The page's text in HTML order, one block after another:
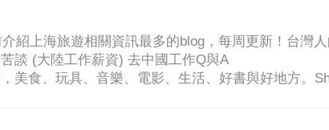
紹上海旅遊相關資訊最多的blog，每周更新！台灣
談 (大陸工作薪資) 去中國工作Q與A
美食、玩具、音樂、電影、生活、好書與好地方。